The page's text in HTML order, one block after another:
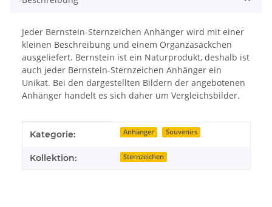
Jeder Bernstein-Sternzeichen Anhänger wird mit einer
kleinen Beschreibung und einem Organzasäckchen
ausgeliefert. Bernstein ist ein Naturprodukt, deshalb ist
auch jeder Bernstein-Sternzeichen Anhänger ein
Unikat. Bei den dargestellten Bildern der angebotenen
Anhänger handelt es sich daher um Vergleichsbilder.
Produkteigenschaft
Wert
Kategorie: Anhänger Souvenirs
Kollektion: Sternzeichen